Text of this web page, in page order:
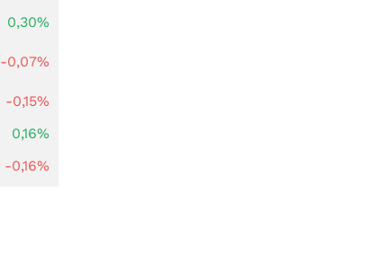
0,30%
-0,07%
-0,15%
0,16%
-0,16%